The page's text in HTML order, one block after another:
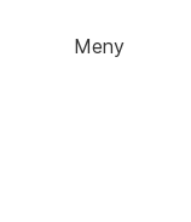
Meny